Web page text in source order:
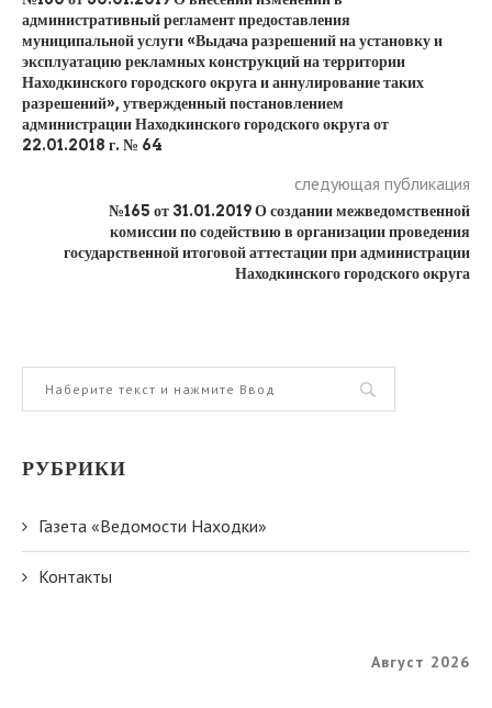
административный регламент предоставления
муниципальной услуги «Выдача разрешений на установку и
эксплуатацию рекламных конструкций на территории
Находкинского городского округа и аннулирование таких
разрешений», утвержденный постановлением
администрации Находкинского городского округа от
22.01.2018 г. № 64
следующая публикация
№165 от 31.01.2019 О создании межведомственной
комиссии по содействию в организации проведения
государственной итоговой аттестации при администрации
Находкинского городского округа
РУБРИКИ
Газета «Ведомости Находки»
Контакты
Август 2026